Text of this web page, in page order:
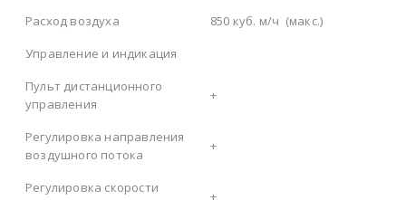
Расход воздуха 850 куб. м/ч (макс.)
Управление и индикация
Пульт дистанционного
управления
+
Регулировка направления
воздушного потока
+
Регулировка скорости